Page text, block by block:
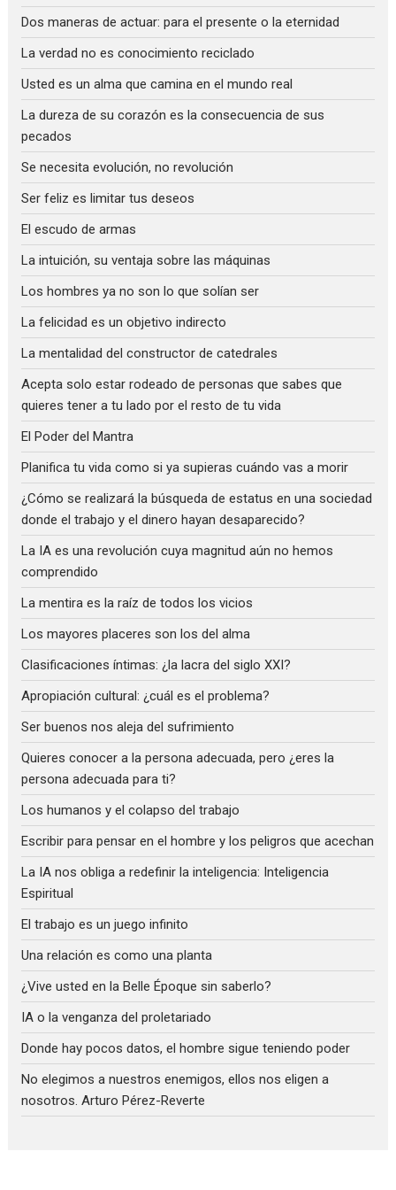
Dos maneras de actuar: para el presente o la eternidad
La verdad no es conocimiento reciclado
Usted es un alma que camina en el mundo real
La dureza de su corazón es la consecuencia de sus
pecados
Se necesita evolución, no revolución
Ser feliz es limitar tus deseos
El escudo de armas
La intuición, su ventaja sobre las máquinas
Los hombres ya no son lo que solían ser
La felicidad es un objetivo indirecto
La mentalidad del constructor de catedrales
Acepta solo estar rodeado de personas que sabes que
quieres tener a tu lado por el resto de tu vida
El Poder del Mantra
Planifica tu vida como si ya supieras cuándo vas a morir
¿Cómo se realizará la búsqueda de estatus en una sociedad
donde el trabajo y el dinero hayan desaparecido?
La IA es una revolución cuya magnitud aún no hemos
comprendido
La mentira es la raíz de todos los vicios
Los mayores placeres son los del alma
Clasificaciones íntimas: ¿la lacra del siglo XXI?
Apropiación cultural: ¿cuál es el problema?
Ser buenos nos aleja del sufrimiento
Quieres conocer a la persona adecuada, pero ¿eres la
persona adecuada para ti?
Los humanos y el colapso del trabajo
Escribir para pensar en el hombre y los peligros que acechan
La IA nos obliga a redefinir la inteligencia: Inteligencia
Espiritual
El trabajo es un juego infinito
Una relación es como una planta
¿Vive usted en la Belle Époque sin saberlo?
IA o la venganza del proletariado
Donde hay pocos datos, el hombre sigue teniendo poder
No elegimos a nuestros enemigos, ellos nos eligen a
nosotros. Arturo Pérez-Reverte